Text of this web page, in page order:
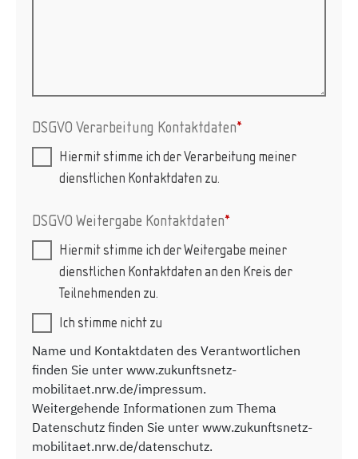
DSGVO Verarbeitung Kontaktdaten*
Hiermit stimme ich der Verarbeitung meiner
dienstlichen Kontaktdaten zu.
DSGVO Weitergabe Kontaktdaten*
Hiermit stimme ich der Weitergabe meiner
dienstlichen Kontaktdaten an den Kreis der
Teilnehmenden zu.
Ich stimme nicht zu
Name und Kontaktdaten des Verantwortlichen
finden Sie unter www.zukunftsnetz-
mobilitaet.nrw.de/impressum.
Weitergehende Informationen zum Thema
Datenschutz finden Sie unter www.zukunftsnetz-
mobilitaet.nrw.de/datenschutz.